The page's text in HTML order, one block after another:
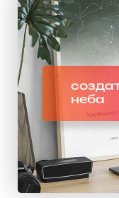
неба